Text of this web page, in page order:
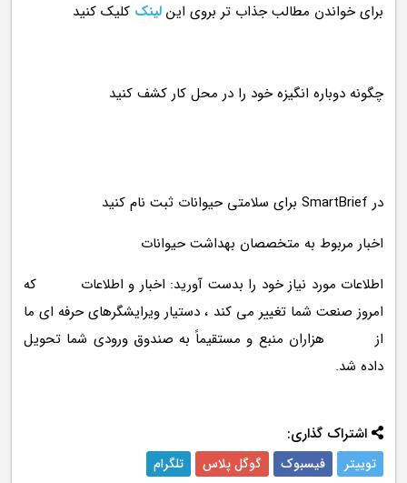
برای خواندن مطالب جذاب تر بروی اینلینک کلیک کنید
در SmartBrief برای سلامتی حیوانات ثبت نام کنید
اخبار مربوط به متخصصان بهداشت حیوانات
اطلاعات مورد نیاز خود را بدست آورید: اخبار و اطلاعات که
امروز صنعت شما تغییر می کند ، دستیار ویرایشگرهای حرفه ای ما
از هزاران منبع و مستقیماً به صندوق ورودی شما تحویل
داده شد.
اشتراک گذاری:
توییتر فیسبوک گوگل پلاس تلگرام